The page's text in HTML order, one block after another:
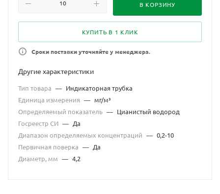
В КОРЗИНУ
КУПИТЬ В 1 КЛИК
Сроки поставки уточняйте у менеджера.
Другие характеристики
Тип товара — Индикаторная трубка
Единица измерения — мг/м³
Определяемый показатель — Цианистый водород
Госреестр СИ — Да
Диапазон определяемых концентраций — 0,2-10
Первичная поверка — Да
Диаметр, мм — 4,2